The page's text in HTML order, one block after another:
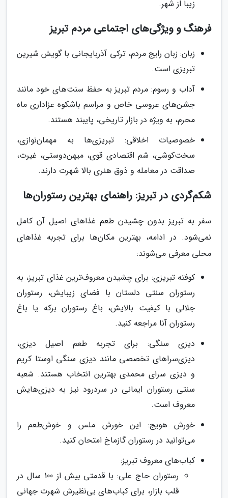
زیبا از شهر.
فرهنگ و ویژگی‌های اجتماعی مردم تبریز
زبان: زبان رایج مردم، ترکی آذربایجانی با گویش شیرین
تبریزی است.
آداب و رسوم: مردم تبریز به حفظ سنت‌های خود مانند
جشن‌های عروسی خاص و مراسم باشکوه عزاداری ماه
محرم، به ویژه در بازار تاریخی، پایبند هستند.
خصوصیات اخلاقی: تبریزی‌ها به مهمان‌نوازی،
سخت‌کوشی، شم اقتصادی قوی، میهن‌دوستی، غیرت،
صداقت در معامله و ذوق هنری بالا شهرت دارند.
شکم‌گردی در تبریز: راهنمای بهترین رستوران‌ها
سفر به تبریز بدون چشیدن طعم غذاهای اصیل آن کامل
نمی‌شود. در ادامه، بهترین مکان‌ها برای تجربه غذاهای
محلی معرفی می‌شوند:
کوفته تبریزی: برای چشیدن معروف‌ترین غذای تبریز، به
رستوران سنتی دلستان با فضای زیبایش، رستوران
جلالی با کیفیت بالایش، باغ رستوران برکه یا باغ
رستوران آنا مراجعه کنید.
دیزی سنگی: برای تجربه طعم اصیل دیزی،
دیزی‌سراهای تخصصی مانند دیزی سنگی اوستا کریم
و دیزی سرای محمدی بهترین انتخاب هستند. شعبه
سنتی رستوران ایمانی در سردرود نیز به دیزی‌هایش
معروف است.
خورش هویج: این خورش ملس و خوش‌طعم را
می‌توانید در رستوران گازماخ امتحان کنید.
کباب‌های معروف تبریز:
رستوران حاج علی: با قدمتی بیش از 100 سال در
قلب بازار، برای کباب‌های بی‌نظیرش شهرت جهانی